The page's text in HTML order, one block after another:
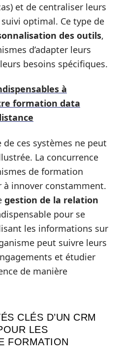
et de centraliser leurs
optimal. Ce type de
des outils,
d’adapter leurs
besoins spécifiques.
à
formation data
de ces systèmes ne peut
La concurrence
de formation
à innover constamment.
gestion de la relation
pour se
les informations sur
peut suivre leurs
et étudier
de manière
CLÉS D’UN CRM
LES
FORMATION